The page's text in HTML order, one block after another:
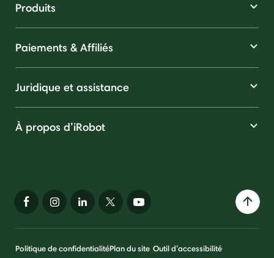
Produits
Paiements & Affiliés
Juridique et assistance
À propos d’iRobot
Politique de confidentialitéPlan du site Outil d’accessibilité